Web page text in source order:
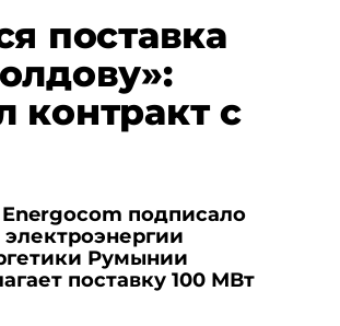
поставка
контракт с
подписало
Румынии
поставку 100 МВт